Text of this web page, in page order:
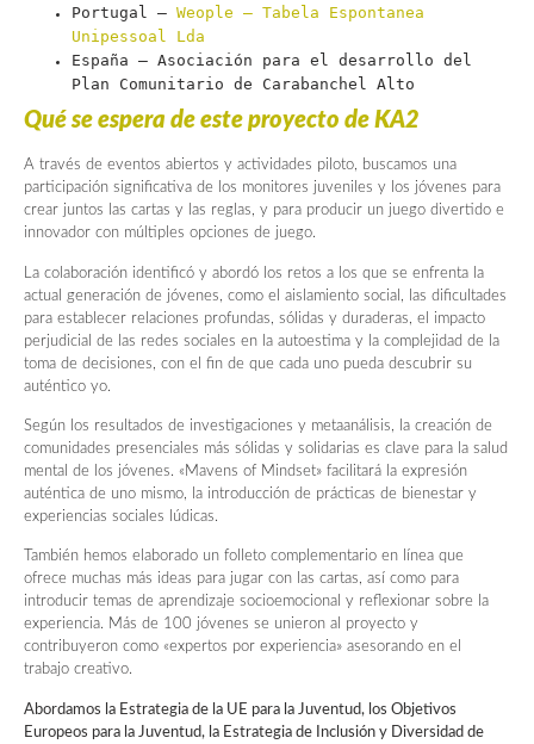
Portugal – Weople – Tabela Espontanea
Unipessoal Lda
España – Asociación para el desarrollo del
Plan Comunitario de Carabanchel Alto
Qué se espera de este proyecto de KA2
A través de eventos abiertos y actividades piloto, buscamos una
participación significativa de los monitores juveniles y los jóvenes para
crear juntos las cartas y las reglas, y para producir un juego divertido e
innovador con múltiples opciones de juego.
La colaboración identificó y abordó los retos a los que se enfrenta la
actual generación de jóvenes, como el aislamiento social, las dificultades
para establecer relaciones profundas, sólidas y duraderas, el impacto
perjudicial de las redes sociales en la autoestima y la complejidad de la
toma de decisiones, con el fin de que cada uno pueda descubrir su
auténtico yo.
Según los resultados de investigaciones y metaanálisis, la creación de
comunidades presenciales más sólidas y solidarias es clave para la salud
mental de los jóvenes. «Mavens of Mindset» facilitará la expresión
auténtica de uno mismo, la introducción de prácticas de bienestar y
experiencias sociales lúdicas.
También hemos elaborado un folleto complementario en línea que
ofrece muchas más ideas para jugar con las cartas, así como para
introducir temas de aprendizaje socioemocional y reflexionar sobre la
experiencia. Más de 100 jóvenes se unieron al proyecto y
contribuyeron como «expertos por experiencia» asesorando en el
trabajo creativo.
Abordamos la Estrategia de la UE para la Juventud, los Objetivos
Europeos para la Juventud, la Estrategia de Inclusión y Diversidad de